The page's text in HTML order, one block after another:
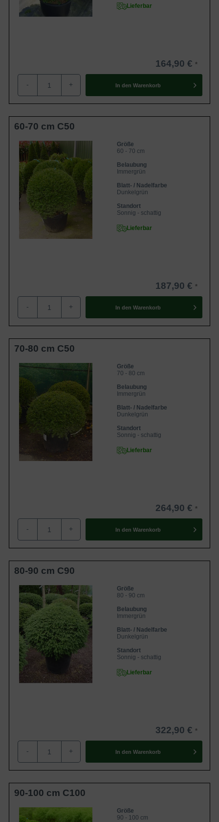
Lieferbar
164,90 €
- + In den Warenkorb
60-70 cm C50
Größe
60 - 70 cm
Belaubung
Immergrün
Blatt- / Nadelfarbe
Dunkelgrün
Standort
Sonnig - schattig
Lieferbar
187,90 €
- + In den Warenkorb
70-80 cm C50
Größe
70 - 80 cm
Belaubung
Immergrün
Blatt- / Nadelfarbe
Dunkelgrün
Standort
Sonnig - schattig
Lieferbar
264,90 €
- + In den Warenkorb
80-90 cm C90
Größe
80 - 90 cm
Belaubung
Immergrün
Blatt- / Nadelfarbe
Dunkelgrün
Standort
Sonnig - schattig
Lieferbar
322,90 €
- + In den Warenkorb
90-100 cm C100
Größe
90 - 100 cm